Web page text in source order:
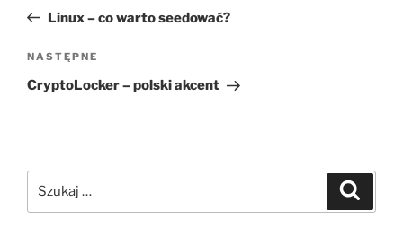
wpisLinux – co warto seedować?
Następny
wpis
NASTĘPNE
CryptoLocker – polski akcent